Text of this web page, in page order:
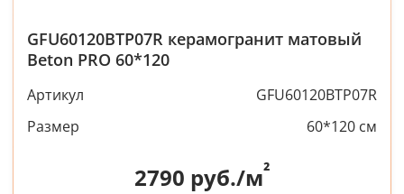
GFU60120BTP07R керамогранит матовый
Beton PRO 60*120
Артикул
GFU60120BTP07R
Размер
60*120 см
2790 руб./м²